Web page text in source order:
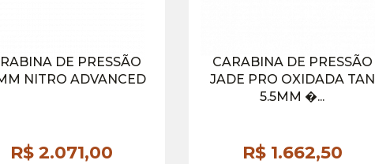
DE PRESSÃO
NITRO ADVANCED
R$ 2.071,00
CARABINA DE PRESSÃO
JADE PRO OXIDADA TAN
5.5MM �...
R$ 1.662,50